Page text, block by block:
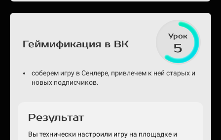
Геймификация в ВК
Урок
5
соберем игру в Сенлере, привлечем к ней старых и
новых подписчиков.
Результат
Вы технически настроили игру на площадке и